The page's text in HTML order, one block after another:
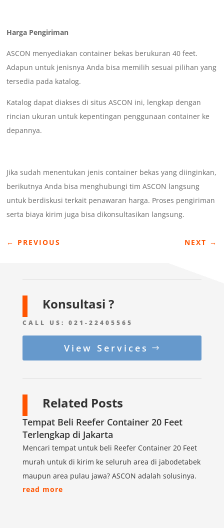
Harga Pengiriman
ASCON menyediakan container bekas berukuran 40 feet.
Adapun untuk jenisnya Anda bisa memilih sesuai pilihan yang
tersedia pada katalog.
Katalog dapat diakses di situs ASCON ini, lengkap dengan
rincian ukuran untuk kepentingan penggunaan container ke
depannya.
Jika sudah menentukan jenis container bekas yang diinginkan,
berikutnya Anda bisa menghubungi tim ASCON langsung
untuk berdiskusi terkait penawaran harga. Proses pengiriman
serta biaya kirim juga bisa dikonsultasikan langsung.
← PREVIOUS NEXT →
Konsultasi ?
CALL US: 021-22405565
View Services
Related Posts
Tempat Beli Reefer Container 20 Feet
Terlengkap di Jakarta
Mencari tempat untuk beli Reefer Container 20 Feet
murah untuk di kirim ke seluruh area di jabodetabek
maupun area pulau jawa? ASCON adalah solusinya.
read more